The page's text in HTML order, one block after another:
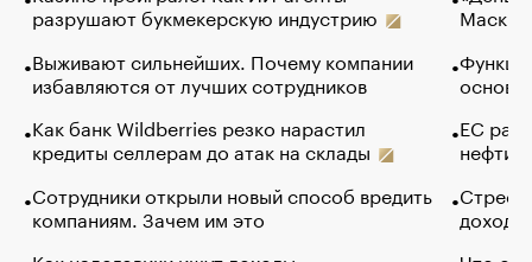
разрушают букмекерскую индустрию
Выживают сильнейших. Почему компании
избавляются от лучших сотрудников
Как банк Wildberries резко нарастил
кредиты селлерам до атак на склады
Сотрудники открыли новый способ вредить
компаниям. Зачем им это
Маск в
основ
ЕС
нефти